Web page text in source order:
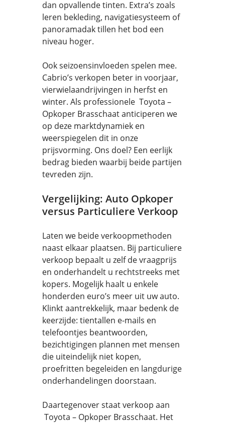
dan opvallende tinten. Extra’s zoals
leren bekleding, navigatiesysteem of
panoramadak tillen het bod een
niveau hoger.
Ook seizoensinvloeden spelen mee.
Cabrio’s verkopen beter in voorjaar,
vierwielaandrijvingen in herfst en
winter. Als professionele Toyota –
Opkoper Brasschaat anticiperen we
op deze marktdynamiek en
weerspiegelen dit in onze
prijsvorming. Ons doel? Een eerlijk
bedrag bieden waarbij beide partijen
tevreden zijn.
Vergelijking: Auto Opkoper
versus Particuliere Verkoop
Laten we beide verkoopmethoden
naast elkaar plaatsen. Bij particuliere
verkoop bepaalt u zelf de vraagprijs
en onderhandelt u rechtstreeks met
kopers. Mogelijk haalt u enkele
honderden euro’s meer uit uw auto.
Klinkt aantrekkelijk, maar bedenk de
keerzijde: tientallen e-mails en
telefoontjes beantwoorden,
bezichtigingen plannen met mensen
die uiteindelijk niet kopen,
proefritten begeleiden en langdurige
onderhandelingen doorstaan.
Daartegenover staat verkoop aan
Toyota – Opkoper Brasschaat. Het